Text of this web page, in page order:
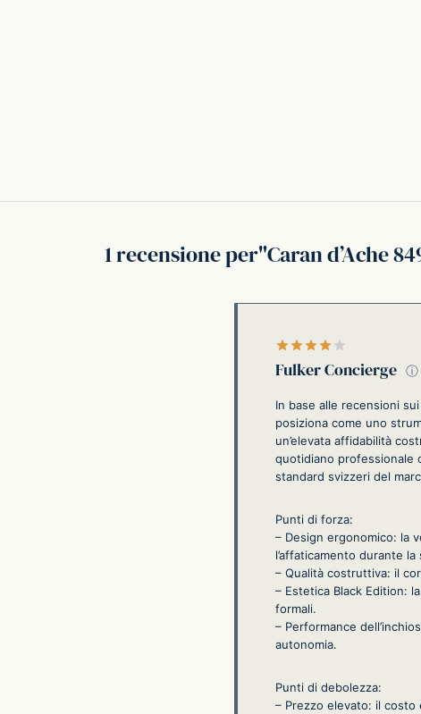
1 recensione per Caran d’Ache
Fulker Concierge ⓘ
In base alle recensioni
posiziona come uno
un’elevata affidabilità
quotidiano professionale
standard svizzeri del
Punti di forza:
– Design ergonomico: la
l’affaticamento durante
– Qualità costruttiva: il
– Estetica Black Edition:
formali.
– Performance
autonomia.
Punti di debolezza:
– Prezzo elevato: il